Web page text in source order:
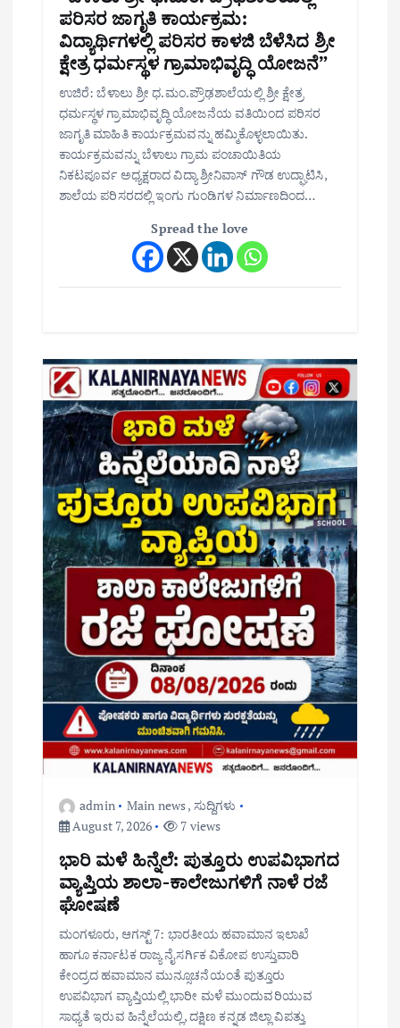
ಪರಿಸರ ಜಾಗೃತಿ ಕಾರ್ಯಕ್ರಮ:
ವಿದ್ಯಾರ್ಥಿಗಳಲ್ಲಿ ಪರಿಸರ ಕಾಳಜಿ ಬೆಳೆಸಿದ ಶ್ರೀ
ಕ್ಷೇತ್ರ ಧರ್ಮಸ್ಥಳ ಗ್ರಾಮಾಭಿವೃದ್ಧಿ ಯೋಜನೆ”
ಉಜಿರೆ: ಬೆಳಾಲು ಶ್ರೀ ಧ.ಮಂ.ಪ್ರೌಢಶಾಲೆಯಲ್ಲಿ ಶ್ರೀ ಕ್ಷೇತ್ರ
ಧರ್ಮಸ್ಥಳ ಗ್ರಾಮಾಭಿವೃದ್ಧಿ ಯೋಜನೆಯ ವತಿಯಿಂದ ಪರಿಸರ
ಜಾಗೃತಿ ಮಾಹಿತಿ ಕಾರ್ಯಕ್ರಮವನ್ನು ಹಮ್ಮಿಕೊಳ್ಳಲಾಯಿತು.
ಕಾರ್ಯಕ್ರಮವನ್ನು ಬೆಳಾಲು ಗ್ರಾಮ ಪಂಚಾಯಿತಿಯ
ನಿಕಟಪೂರ್ವ ಅಧ್ಯಕ್ಷರಾದ ವಿದ್ಯಾ ಶ್ರೀನಿವಾಸ್ ಗೌಡ ಉದ್ಘಾಟಿಸಿ,
ಶಾಲೆಯ ಪರಿಸರದಲ್ಲಿ ಇಂಗು ಗುಂಡಿಗಳ ನಿರ್ಮಾಣದಿಂದ…
Spread the love
admin Main news, ಸುದ್ದಿಗಳು
August 7, 2026
7 views
ಭಾರಿ ಮಳೆ ಹಿನ್ನೆಲೆ: ಪುತ್ತೂರು ಉಪವಿಭಾಗದ
ವ್ಯಾಪ್ತಿಯ ಶಾಲಾ-ಕಾಲೇಜುಗಳಿಗೆ ನಾಳೆ ರಜೆ
ಘೋಷಣೆ
ಮಂಗಳೂರು, ಆಗಸ್ಟ್ 7: ಭಾರತೀಯ ಹವಾಮಾನ ಇಲಾಖೆ
ಹಾಗೂ ಕರ್ನಾಟಕ ರಾಜ್ಯ ನೈಸರ್ಗಿಕ ವಿಕೋಪ ಉಸ್ತುವಾರಿ
ಕೇಂದ್ರದ ಹವಾಮಾನ ಮುನ್ಸೂಚನೆಯಂತೆ ಪುತ್ತೂರು
ಉಪವಿಭಾಗ ವ್ಯಾಪ್ತಿಯಲ್ಲಿ ಭಾರೀ ಮಳೆ ಮುಂದುವರಿಯುವ
ಸಾಧ್ಯತೆ ಇರುವ ಹಿನ್ನೆಲೆಯಲ್ಲಿ, ದಕ್ಷಿಣ ಕನ್ನಡ ಜಿಲ್ಲಾ ವಿಪತ್ತು